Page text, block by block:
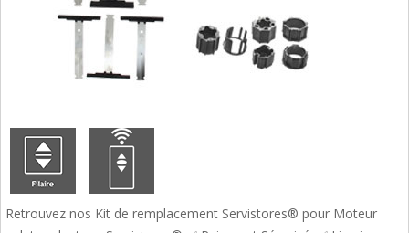
Retrouvez nos Kit de remplacement Servistores® pour Moteur